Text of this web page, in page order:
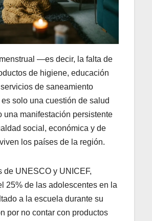
—es decir, la falta de
de higiene, educación
de saneamiento
solo una cuestión de salud
una manifestación persistente
social, económica y de
los países de la región.
de UNESCO y UNICEF,
25% de las adolescentes en la
a la escuela durante su
por no contar con productos